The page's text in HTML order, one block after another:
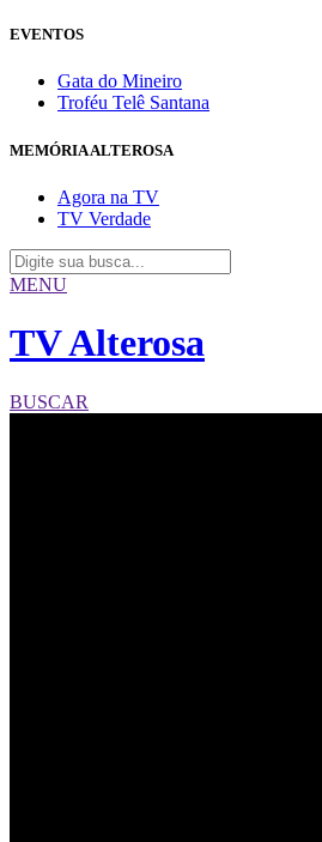
EVENTOS
Gata do Mineiro
Troféu Telê Santana
MEMÓRIA ALTEROSA
Agora na TV
TV Verdade
MENU
TV Alterosa
BUSCAR